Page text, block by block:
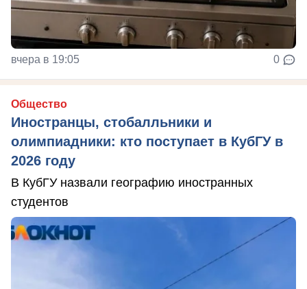
вчера в 19:05 0
Общество
Иностранцы, стобалльники и
олимпиадники: кто поступает в КубГУ в
2026 году
В КубГУ назвали географию иностранных
студентов